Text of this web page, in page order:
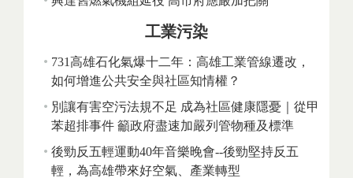
工業污染
731高雄石化氣爆十二年：高雄工業管線遷改，
如何增進公共安全與社區知情權？
別讓有害空污法規不足 成為社區健康隱憂｜從甲
苯超排事件 籲政府盡速加嚴列管物種及標準
後勁反五輕運動40年音樂晚會--後勁堅持反五
輕，為高雄帶來好空氣、產業轉型